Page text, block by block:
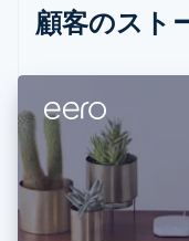
顧客のスト
English
エストニア
オーストラリア
English
オーストリア
DeutschEnglish
オランダ
Nederlands
カナダ
Français